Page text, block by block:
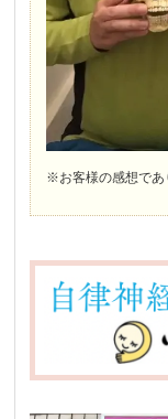
※お客様の感想であ